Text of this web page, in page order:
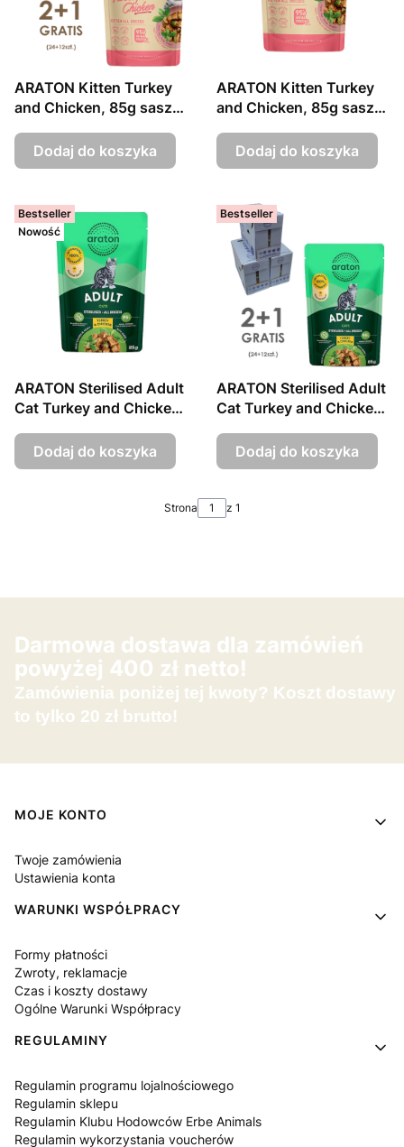
ARATON Kitten Turkey
and Chicken, 85g sasz.
Dodaj do koszyka
ARATON Kitten Turkey
and Chicken, 85g sasz.
Dodaj do koszyka
Bestseller
Nowość
ARATON Sterilised Adult
Cat Turkey and Chicken,
Dodaj do koszyka
Bestseller
ARATON Sterilised Adult
Cat Turkey and Chicken,
GRATIS
Dodaj do koszyka
Strona z 1
Darmowa dostawa dla zamówień
powyżej 400 zł netto!
Zamówienia poniżej tej kwoty? Koszt dostawy
to tylko 20 zł brutto!
Linki w stopce
MOJE KONTO
Twoje zamówienia
Ustawienia konta
WARUNKI WSPÓŁPRACY
Formy płatności
Zwroty, reklamacje
Czas i koszty dostawy
Ogólne Warunki Współpracy
REGULAMINY
Regulamin programu lojalnościowego
Regulamin sklepu
Regulamin Klubu Hodowców Erbe Animals
Regulamin wykorzystania voucherów